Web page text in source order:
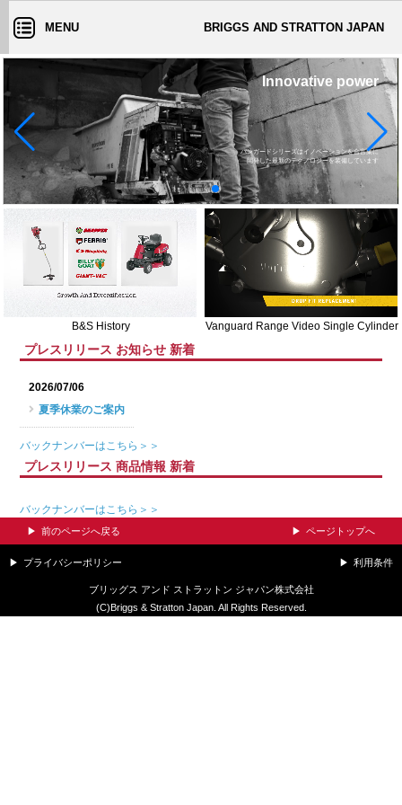
MENU BRIGGS AND STRATTON JAPAN
Innovative power
バンガードシリーズはイノベーションを合言葉に
B&S History Vanguard Range Video Single Cylinder
プレスリリース お知らせ 新着
2026/07/06
夏季休業のご案内
バックナンバーはこちら＞＞
プレスリリース 商品情報 新着
バックナンバーはこちら＞＞
前のページへ戻る ページトップへ
プライバシーポリシー 利用条件
ブリッグス アンド ストラットン ジャパン株式会社
(C)Briggs & Stratton Japan. All Rights Reserved.